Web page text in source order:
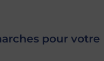
pour votre